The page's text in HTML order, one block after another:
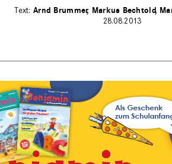
Arnd Brummer Markus Bechtold
28.08.2013